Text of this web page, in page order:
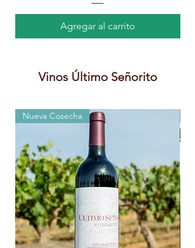
Agregar al carrito
Vinos Último Señorito
Nueva Cosecha